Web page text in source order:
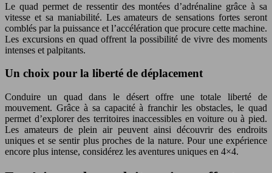
Le quad permet de ressentir des montées d’adrénaline grâce à sa
vitesse et sa maniabilité. Les amateurs de sensations fortes seront
comblés par la puissance et l’accélération que procure cette machine.
Les excursions en quad offrent la possibilité de vivre des moments
intenses et palpitants.
Un choix pour la liberté de déplacement
Conduire un quad dans le désert offre une totale liberté de
mouvement. Grâce à sa capacité à franchir les obstacles, le quad
permet d’explorer des territoires inaccessibles en voiture ou à pied.
Les amateurs de plein air peuvent ainsi découvrir des endroits
uniques et se sentir plus proches de la nature. Pour une expérience
encore plus intense, considérez les aventures uniques en 4×4.